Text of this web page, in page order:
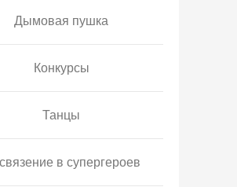
Дымовая пушка
Конкурсы
Танцы
в супергероев